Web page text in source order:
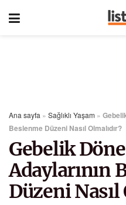
Ana sayfa » Sağlıklı Yaşam »
Beslenme Düzeni Nasıl Olmalıdır?
Gebelik
Adaylarının
Düzeni Nasıl